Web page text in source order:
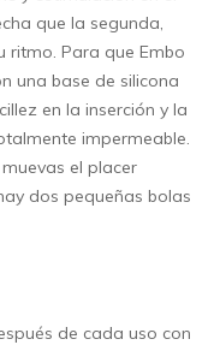
que la segunda,
ritmo. Para que Embo
una base de silicona
en la inserción y la
impermeable.
el placer
dos pequeñas bolas
de cada uso con